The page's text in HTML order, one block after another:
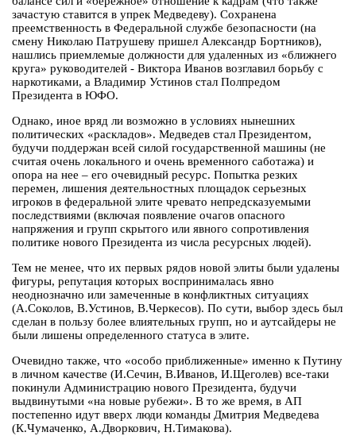
зачастую ставится в упрек Медведеву). Сохранена
преемственность в Федеральной службе безопасности (на
смену Николаю Патрушеву пришел Александр Бортников),
нашлись приемлемые должности для удаленных из «ближнего
круга» руководителей - Виктора Иванов возглавил борьбу с
наркотиками, а Владимир Устинов стал Полпредом
Президента в ЮФО.
Однако, иное вряд ли возможно в условиях нынешних
политических «раскладов». Медведев стал Президентом,
будучи поддержан всей силой государственной машины (не
считая очень локального и очень временного саботажа) и
опора на нее – его очевидный ресурс. Попытка резких
перемен, лишения деятельностных площадок серьезных
игроков в федеральной элите чревато непредсказуемыми
последствиями (включая появление очагов опасного
напряжения и групп скрытого или явного сопротивления
политике нового Президента из числа ресурсных людей).
Тем не менее, что их первых рядов новой элиты были удалены
фигуры, репутация которых воспринималась явно
неоднозначно или замеченные в конфликтных ситуациях
(А.Соколов, В.Устинов, В.Черкесов). По сути, выбор здесь был
сделан в пользу более влиятельных групп, но и аутсайдеры не
были лишены определенного статуса в элите.
Очевидно также, что «особо приближенные» именно к Путину
в личном качестве (И.Сечин, В.Иванов, И.Щеголев) все-таки
покинули Администрацию нового Президента, будучи
выдвинутыми «на новые рубежи». В то же время, в АП
постепенно идут вверх люди команды Дмитрия Медведева
(К.Чумаченко, А.Дворкович, Н.Тимакова).